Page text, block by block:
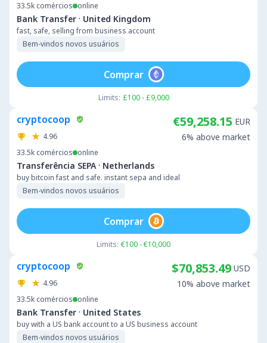
33.5k comércios online
Bank Transfer · United Kingdom
fast, safe, selling from business account
Bem-vindos novos usuários
Limits: £100 - £9,000
Comprar
cryptocoop
4.96
33.5k comércios online
Transferência SEPA · Netherlands
buy bitcoin fast and safe. instant sepa and ideal
Bem-vindos novos usuários
€59,258.15 EUR
6% above market
Limits: €100 - €10,000
Comprar
cryptocoop
4.96
33.5k comércios online
Bank Transfer · United States
buy with a US bank account to a US business account
Bem-vindos novos usuários
$70,853.49 USD
10% above market